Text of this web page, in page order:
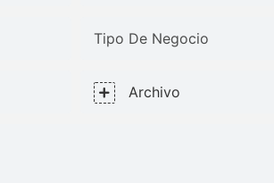
Tipo De Negocio
Archivo